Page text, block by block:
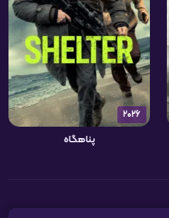
2026
پناهگاه